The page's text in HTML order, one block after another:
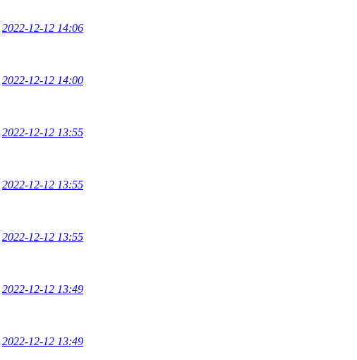
2022-12-12 14:06
2022-12-12 14:00
2022-12-12 13:55
2022-12-12 13:55
2022-12-12 13:55
2022-12-12 13:49
2022-12-12 13:49